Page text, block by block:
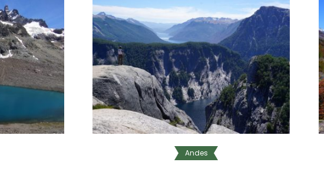
Andes